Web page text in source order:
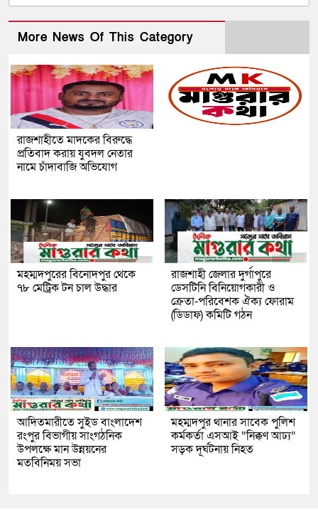
More News Of This Category
রাজশাহীতে মাদকের বিরুদ্ধে
প্রতিবাদ করায় যুবদল নেতার
নামে চাঁদাবাজি অভিযোগ
মহম্মদপুরের বিনোদপুর থেকে
৭৮ মেট্রিক টন চাল উদ্ধার
রাজশাহী জেলার দুর্গাপুরে
ডেসটিনি বিনিয়োগকারী ও
ক্রেতা-পরিবেশক ঐক্য ফোরাম
(ডিডাফ) কমিটি গঠন
আদিতমারীতে সুইড বাংলাদেশ
রংপুর বিভাগীয় সাংগঠনিক
উপলক্ষে মান উন্নয়নের
মতবিনিময় সভা
মহম্মদপুর থানার সাবেক পুলিশ
কর্মকর্তা এসআই “নিক্কণ আঢ্য”
সড়ক দূর্ঘটনায় নিহত